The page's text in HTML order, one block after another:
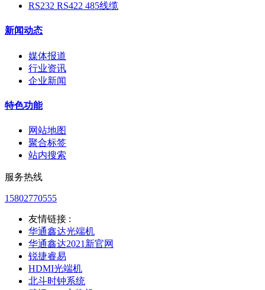
RS232 RS422 485线缆
新闻动态
媒体报道
行业资讯
企业新闻
特色功能
网站地图
聚合标签
站内搜索
服务热线
15802770555
友情链接 :
华通鑫达光端机
华通鑫达2021新官网
锐捷睿易
HDMI光端机
北斗时钟系统